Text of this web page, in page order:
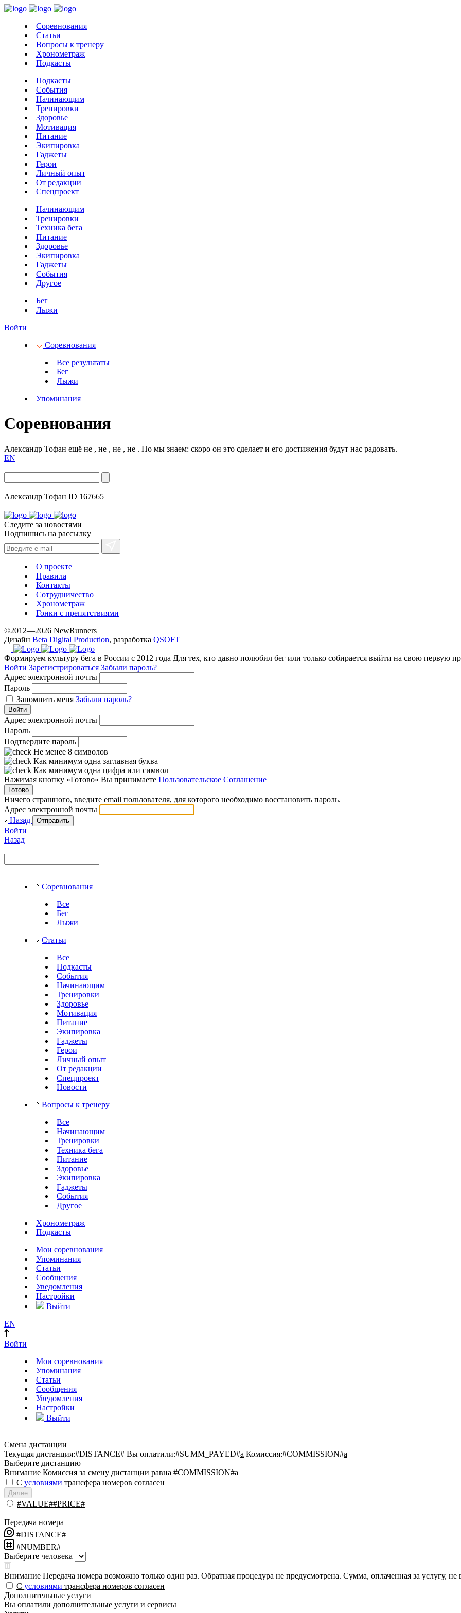
Соревнования
Статьи
Вопросы к тренеру
Хронометраж
Подкасты
Подкасты
События
Начинающим
Тренировки
Здоровье
Мотивация
Питание
Экипировка
Гаджеты
Герои
Личный опыт
От редакции
Спецпроект
Начинающим
Тренировки
Техника бега
Питание
Здоровье
Экипировка
Гаджеты
События
Другое
Бег
Лыжи
Войти
Соревнования
Все результаты
Бег
Лыжи
Упоминания
Соревнования
Александр Тофан ещё не , не , не , не . Но мы знаем: скоро он это сделает и его достижения будут нас радовать.
EN
Александр Тофан ID 167665
Следите за новостями
Подпишись на рассылку
О проекте
Правила
Контакты
Сотрудничество
Хронометраж
Гонки с препятствиями
©2012—2026 NewRunners
Дизайн Beta Digital Production, разработка QSOFT
Формируем культуру бега в России с 2012 года Для тех, кто давно полюбил бег или только собирается выйти на свою первую
Войти Зарегистрироваться Забыли пароль?
Адрес электронной почты
Пароль
Запомнить меня Забыли пароль?
Войти
Адрес электронной почты
Пароль
Подтвердите пароль
Не менее 8 символов
Как минимум одна заглавная буква
Как минимум одна цифра или символ
Нажимая кнопку «Готово» Вы принимаете Пользовательское Соглашение
Готово
Ничего страшного, введите email пользователя, для которого необходимо восстановить пароль.
Адрес электронной почты
Назад
Отправить
Войти
Назад
Соревнования
Все
Бег
Лыжи
Статьи
Все
Подкасты
События
Начинающим
Тренировки
Здоровье
Мотивация
Питание
Экипировка
Гаджеты
Герои
Личный опыт
От редакции
Спецпроект
Новости
Вопросы к тренеру
Все
Начинающим
Тренировки
Техника бега
Питание
Здоровье
Экипировка
Гаджеты
События
Другое
Хронометраж
Подкасты
Мои соревнования
Упоминания
Статьи
Сообщения
Уведомления
Настройки
Выйти
EN
Войти
Мои соревнования
Упоминания
Статьи
Сообщения
Уведомления
Настройки
Выйти
Смена дистанции
Текущая дистанция:#DISTANCE# Вы оплатили:#SUMM_PAYED#a Комиссия:#COMMISSION#a
Выберите дистанцию
Внимание Комиссия за смену дистанции равна #COMMISSION#a
С условиями трансфера номеров согласен
Далее
#VALUE##PRICE#
Передача номера
#DISTANCE#
#NUMBER#
Выберите человека
Внимание Передача номера возможно только один раз. Обратная процедура не предусмотрена. Сумма, оплаченная за услугу, не
С условиями трансфера номеров согласен
Дополнительные услуги
Вы оплатили дополнительные услуги и сервисы